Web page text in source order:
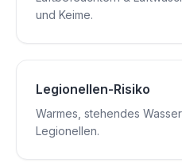
und Keime.
Legionellen-Risiko
Warmes, stehendes
Legionellen.